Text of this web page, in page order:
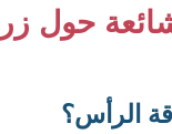
حول
الرأس؟